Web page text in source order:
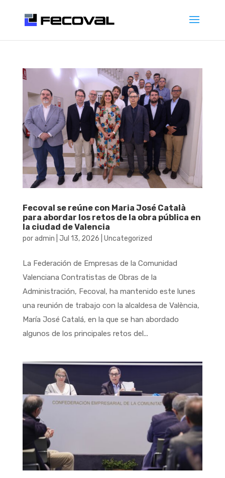
Fecoval se reúne con Maria José Català
para abordar los retos de la obra pública en
la ciudad de Valencia
poradmin Jul 13, 2026 Uncategorized
La Federación de Empresas de la Comunidad
Valenciana Contratistas de Obras de la
Administración, Fecoval, ha mantenido este lunes
una reunión de trabajo con la alcaldesa de València,
María José Catalá, en la que se han abordado
algunos de los principales retos del...